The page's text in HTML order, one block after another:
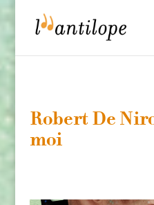
Robert De
moi